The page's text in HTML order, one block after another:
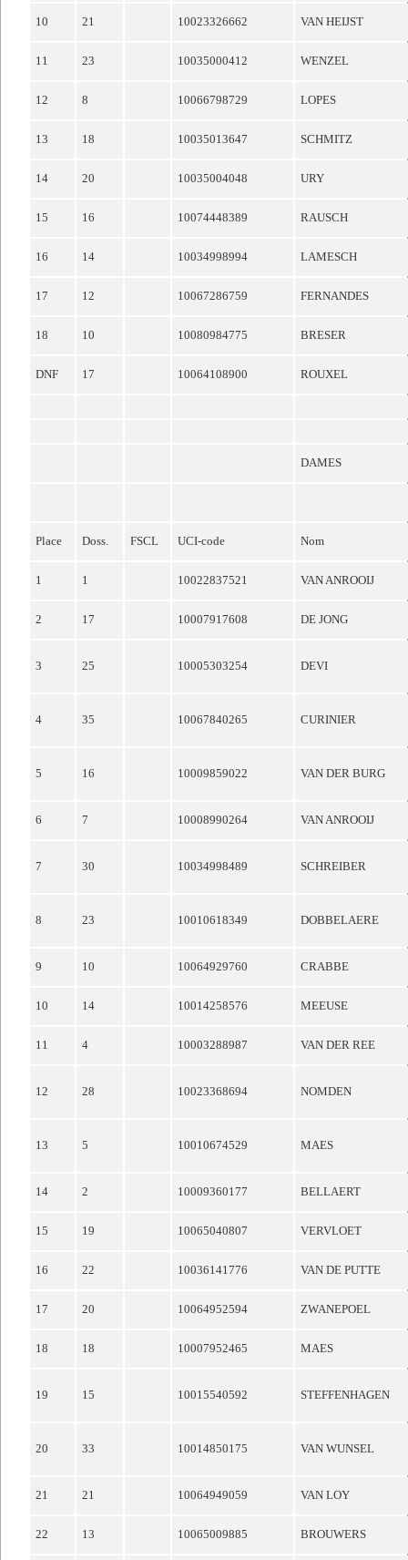
10 21 10023326662 VAN HEIJST
11 23 10035000412 WENZEL
12 8 10066798729 LOPES
13 18 10035013647 SCHMITZ
14 20 10035004048 URY
15 16 10074448389 RAUSCH
16 14 10034998994 LAMESCH
17 12 10067286759 FERNANDES
18 10 10080984775 BRESER
DNF 17 10064108900 ROUXEL
DAMES
Place Doss. FSCL UCI-code Nom
1 1 10022837521 VAN ANROOIJ
2 17 10007917608 DE JONG
3 25 10005303254 DEVI
4 35 10067840265 CURINIER
5 16 10009859022 VAN DER BURG
6 7 10008990264 VAN ANROOIJ
7 30 10034998489 SCHREIBER
8 23 10010618349 DOBBELAERE
9 10 10064929760 CRABBE
10 14 10014258576 MEEUSE
11 4 10003288987 VAN DER REE
12 28 10023368694 NOMDEN
13 5 10010674529 MAES
14 2 10009360177 BELLAERT
15 19 10065040807 VERVLOET
16 22 10036141776 VAN DE PUTTE
17 20 10064952594 ZWANEPOEL
18 18 10007952465 MAES
19 15 10015540592 STEFFENHAGEN
20 33 10014850175 VAN WUNSEL
21 21 10064949059 VAN LOY
22 13 10065009885 BROUWERS